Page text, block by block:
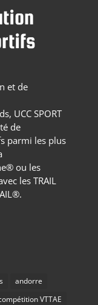
et de
UCC SPORT
de
parmi les plus
ou les
les TRAIL
andorre
VTTAE